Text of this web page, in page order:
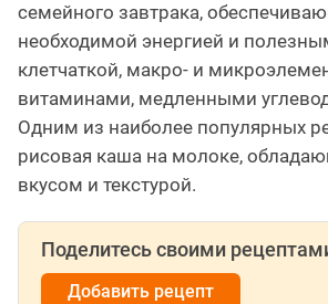
семейного завтрака,
необходимой энергией и
клетчаткой, макро- и
витаминами, медленными
Одним из наиболее популярных
рисовая каша на молоке,
вкусом и текстурой.
Поделитесь своими
Добавить рецепт